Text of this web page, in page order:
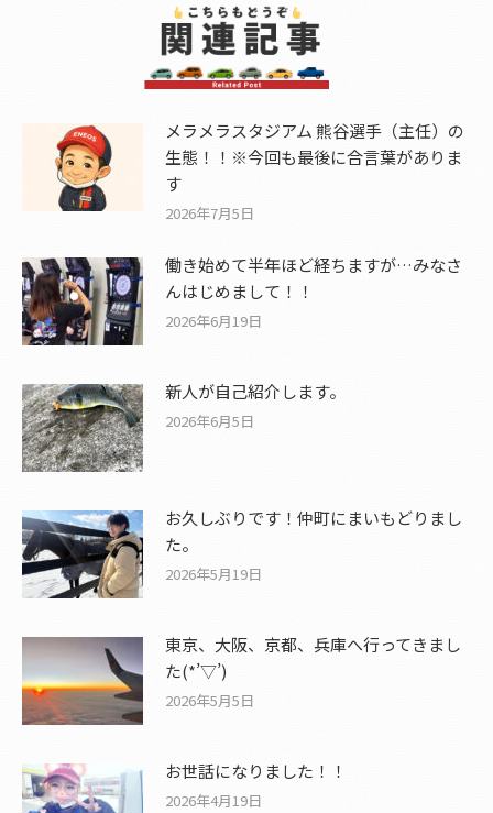
メラメラスタジアム 熊谷選手（主任）の
生態！！※今回も最後に合言葉がありま
す
2026年7月5日
働き始めて半年ほど経ちますが…みなさ
んはじめまして！！
2026年6月19日
新人が自己紹介します。
2026年6月5日
お久しぶりです！仲町にまいもどりまし
た。
2026年5月19日
東京、大阪、京都、兵庫へ行ってきまし
た(*’▽’)
2026年5月5日
お世話になりました！！
2026年4月19日